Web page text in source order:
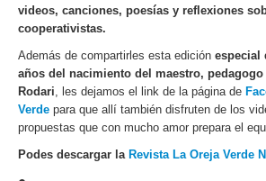
videos, canciones, poesías y reflexiones
cooperativistas.
Además de compartirles esta edición especial
años del nacimiento del maestro,
Rodari, les dejamos el link de la página de
Verde para que allí también disfruten de los
propuestas que con mucho amor prepara el
Podes descargar la Revista La Oreja Verde